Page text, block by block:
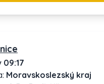
09:17
Moravskoslezský kraj